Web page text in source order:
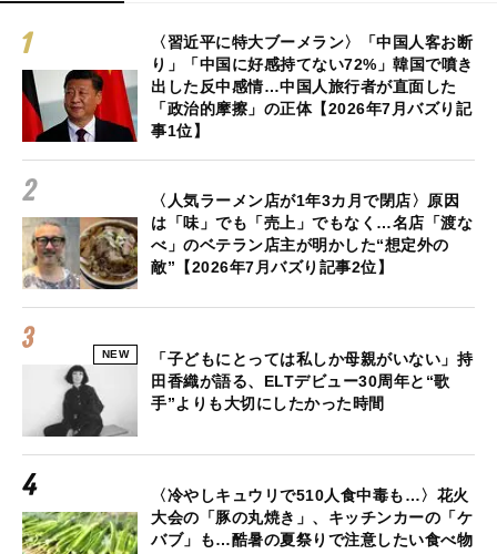
〈習近平に特大ブーメラン〉「中国人客お断
り」「中国に好感持てない72%」韓国で噴き
出した反中感情…中国人旅行者が直面した
「政治的摩擦」の正体【2026年7月バズり記
事1位】
〈人気ラーメン店が1年3カ月で閉店〉原因
は「味」でも「売上」でもなく…名店「渡な
べ」のベテラン店主が明かした“想定外の
敵”【2026年7月バズり記事2位】
NEW
「子どもにとっては私しか母親がいない」持
田香織が語る、ELTデビュー30周年と“歌
手”よりも大切にしたかった時間
〈冷やしキュウリで510人食中毒も…〉花火
大会の「豚の丸焼き」、キッチンカーの「ケ
バブ」も…酷暑の夏祭りで注意したい食べ物